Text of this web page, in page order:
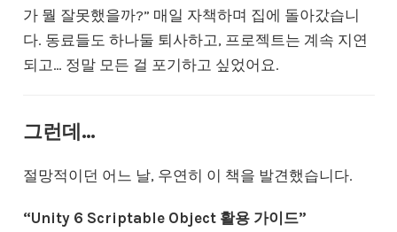
가 뭘 잘못했을까?” 매일 자책하며 집에 돌아갔습니
다. 동료들도 하나둘 퇴사하고, 프로젝트는 계속 지연
되고… 정말 모든 걸 포기하고 싶었어요.
그런데…
절망적이던 어느 날, 우연히 이 책을 발견했습니다.
“Unity 6 Scriptable Object 활용 가이드”